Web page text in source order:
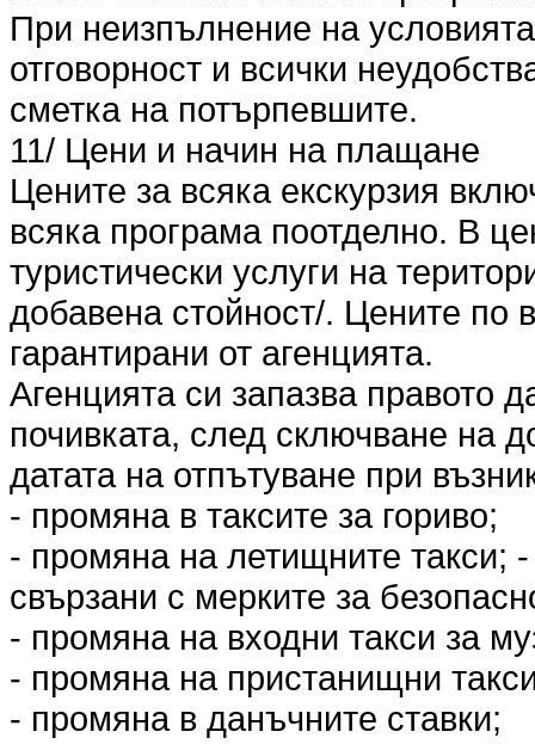
При неизпълнение на
отговорност и всички
сметка на потърпевшите.
11/ Цени и начин на плащане
Цените за всяка екскурзия
всяка програма поотделно. В
туристически услуги на
добавена стойност/. Цените по
гарантирани от агенцията.
Агенцията си запазва правото
почивката, след сключване на
датата на отпътуване при
- промяна в таксите за гориво;
- промяна на летищните такси;
свързани с мерките за
- промяна на входни такси за
- промяна на пристанищни
- промяна в данъчните ставки;